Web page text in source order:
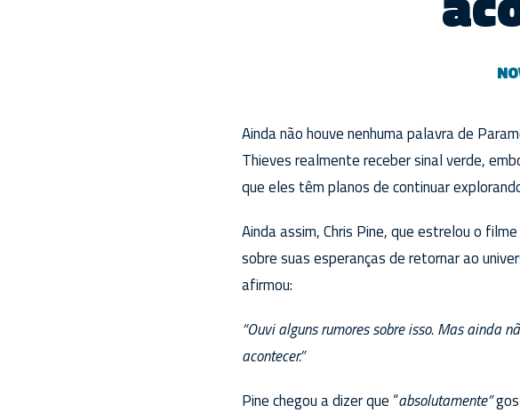
Ainda não houve nenhuma palavra de
Thieves realmente receber sinal verde,
que eles têm planos de continuar
Ainda assim, Chris Pine, que estrelou o
sobre suas esperanças de retornar ao
afirmou:
“Ouvi alguns rumores sobre isso. Mas ainda
acontecer.”
Pine chegou a dizer que “absolutamente”